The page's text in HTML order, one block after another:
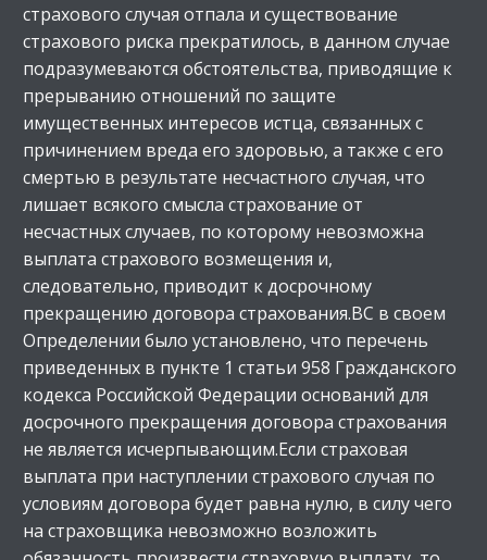
страхового случая отпала и существование
страхового риска прекратилось, в данном случае
подразумеваются обстоятельства, приводящие к
прерыванию отношений по защите
имущественных интересов истца, связанных с
причинением вреда его здоровью, а также с его
смертью в результате несчастного случая, что
лишает всякого смысла страхование от
несчастных случаев, по которому невозможна
выплата страхового возмещения и,
следовательно, приводит к досрочному
прекращению договора страхования.ВС в своем
Определении было установлено, что перечень
приведенных в пункте 1 статьи 958 Гражданского
кодекса Российской Федерации оснований для
досрочного прекращения договора страхования
не является исчерпывающим.Если страховая
выплата при наступлении страхового случая по
условиям договора будет равна нулю, в силу чего
на страховщика невозможно возложить